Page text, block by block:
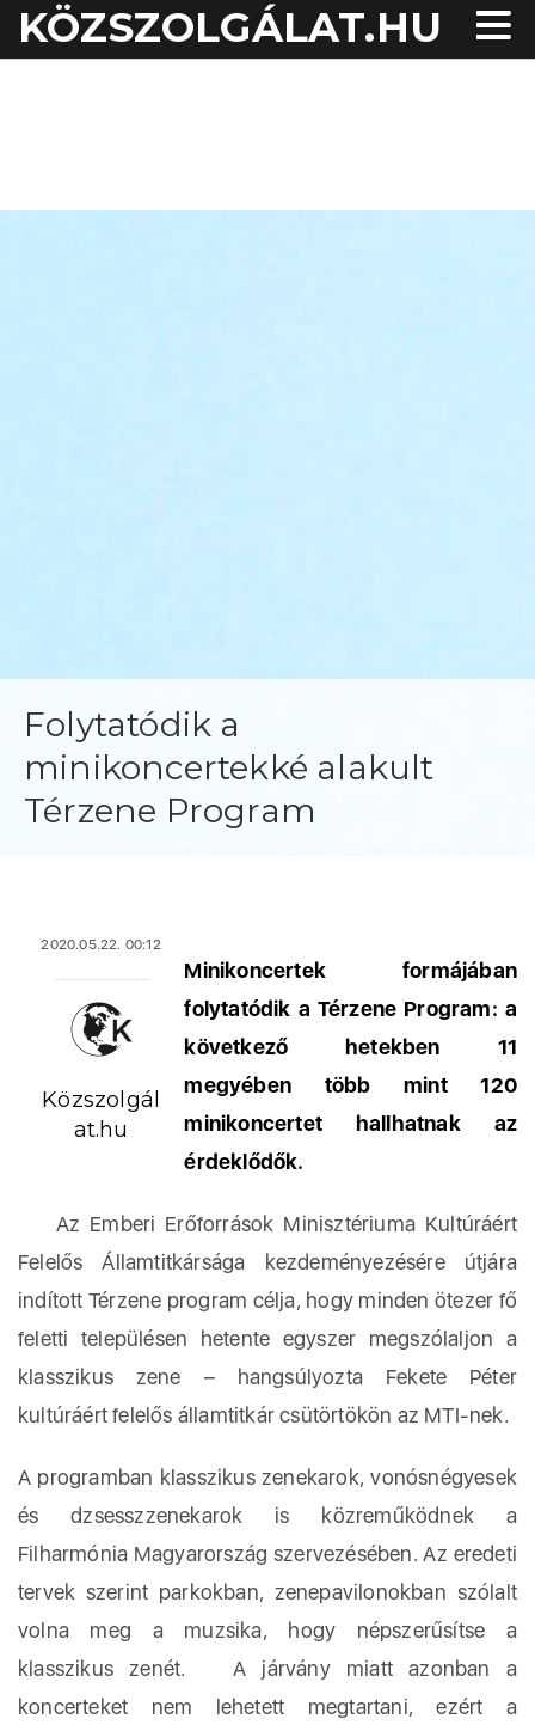
KÖZSZOLGÁLAT.HU
Folytatódik a
minikoncertekké alakult
Térzene Program
2020.05.22. 00:12
Közszolgál
at.hu
Minikoncertek formájában
folytatódik a Térzene Program: a
következő hetekben 11
megyében több mint 120
minikoncertet hallhatnak az
érdeklődők.
Az Emberi Erőforrások Minisztériuma Kultúráért
Felelős Államtitkársága kezdeményezésére útjára
indított Térzene program célja, hogy minden ötezer fő
feletti településen hetente egyszer megszólaljon a
klasszikus zene – hangsúlyozta Fekete Péter
kultúráért felelős államtitkár csütörtökön az MTI-nek.
A programban klasszikus zenekarok, vonósnégyesek
és dzsesszzenekarok is közreműködnek a
Filharmónia Magyarország szervezésében. Az eredeti
tervek szerint parkokban, zenepavilonokban szólalt
volna meg a muzsika, hogy népszerűsítse a
klasszikus zenét. A járvány miatt azonban a
koncerteket nem lehetett megtartani, ezért a